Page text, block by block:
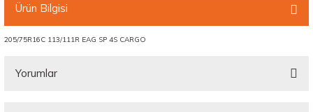
Ürün Bilgisi
205/75R16C 113/111R EAG SP 4S CARGO
Yorumlar